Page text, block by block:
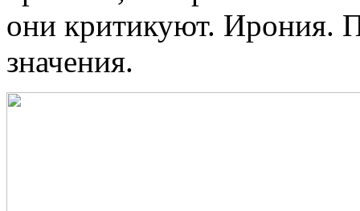
они критикуют. Ирония.
значения.